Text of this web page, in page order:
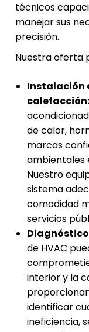
técnicos
manejar sus
precisión.
Nuestra oferta
Instalación
calefacción:
de calor,
marcas
ambientales
Nuestro
sistema
comodidad
servicios
de HVAC
interior y la
identificar
ineficiencia,